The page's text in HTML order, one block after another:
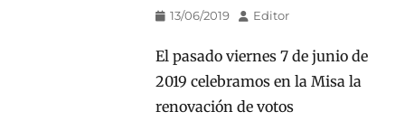
Publicado
13/06/2019 AutorEditor
El pasado viernes 7 de junio de
2019 celebramos en la Misa la
renovación de votos